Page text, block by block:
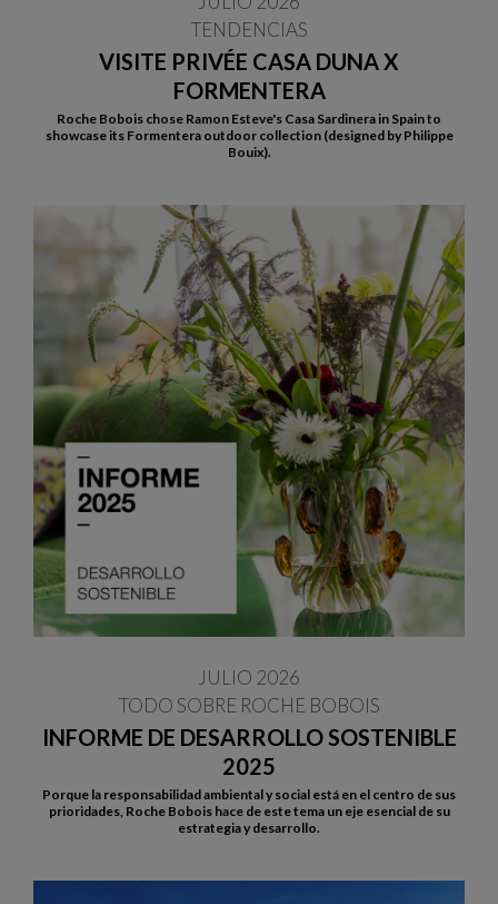
VISITE PRIVÉE CASA DUNA X
FORMENTERA
TENDENCIAS
Roche Bobois chose Ramon Esteve's Casa Sardinera in Spain to
showcase its Formentera outdoor collection (designed by Philippe
Bouix).
INFORME DE DESARROLLO SOSTENIBLE
2025
JULIO 2026
TODO SOBRE ROCHE BOBOIS
Porque la responsabilidad ambiental y social está en el centro de sus
prioridades, Roche Bobois hace de este tema un eje esencial de su
estrategia y desarrollo.